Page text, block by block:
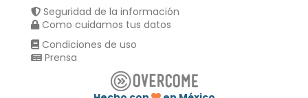
Seguridad de la información
Como cuidamos tus datos
Condiciones de uso
Prensa